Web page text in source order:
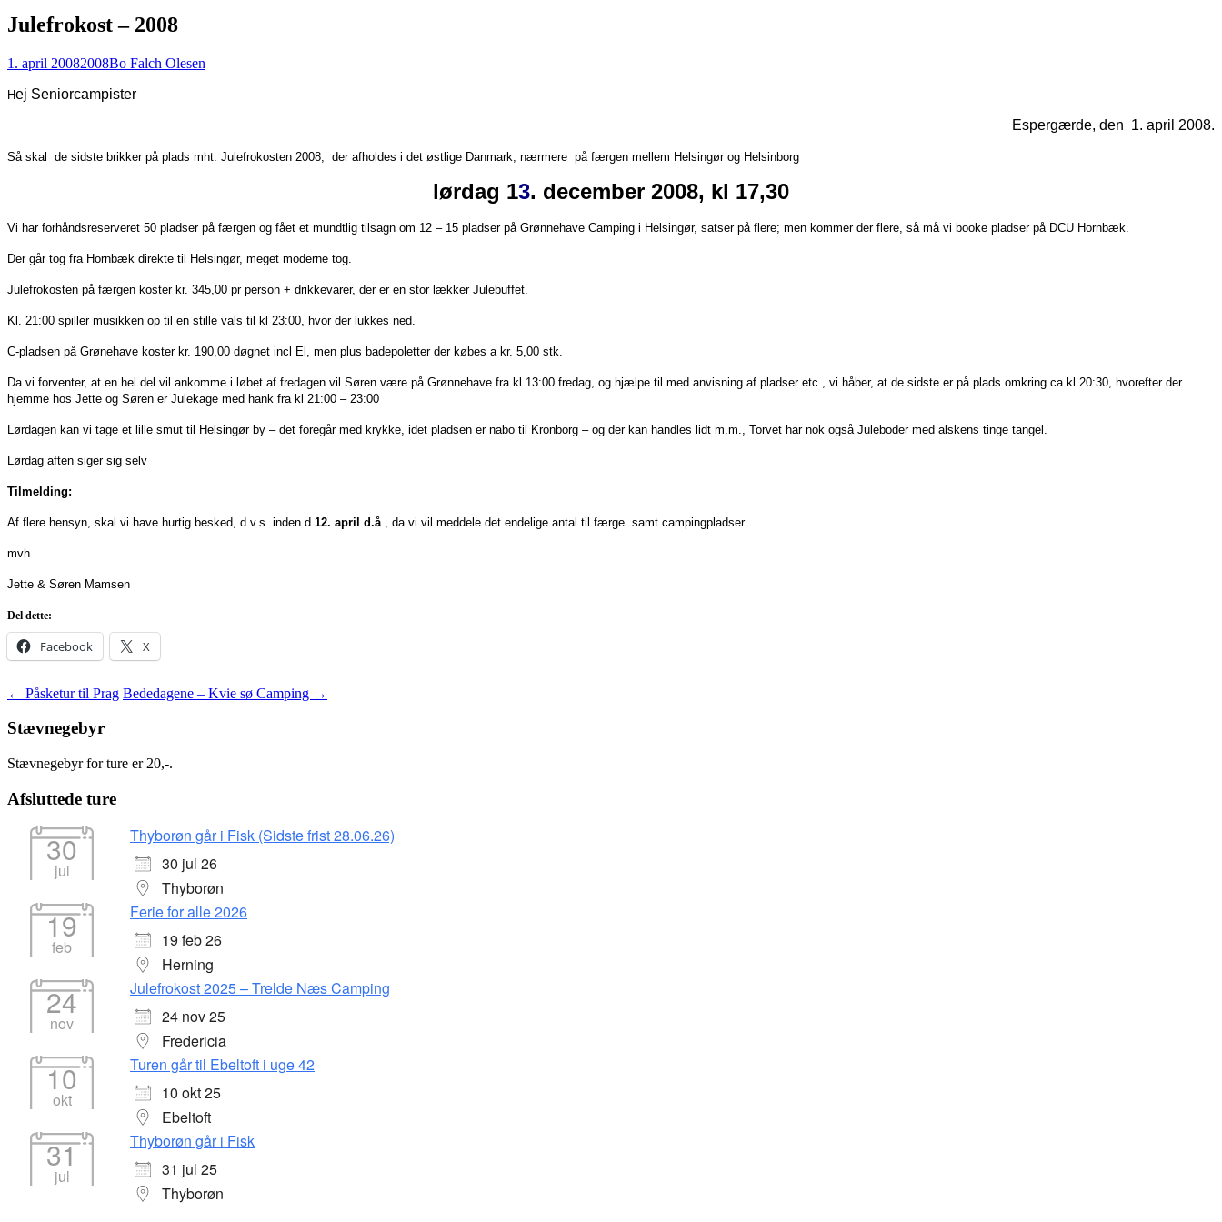
Julefrokost – 2008
1. april 20082008Bo Falch Olesen
Hej Seniorcampister
Espergærde, den 1. april 2008.
Så skal de sidste brikker på plads mht. Julefrokosten 2008, der afholdes i det østlige Danmark, nærmere på færgen mellem Helsingør og Helsinborg
lørdag 13. december 2008, kl 17,30
Vi har forhåndsreserveret 50 pladser på færgen og fået et mundtlig tilsagn om 12 – 15 pladser på Grønnehave Camping i Helsingør, satser på flere; men kommer der flere, så må vi booke pladser på DCU Hornbæk.
Der går tog fra Hornbæk direkte til Helsingør, meget moderne tog.
Julefrokosten på færgen koster kr. 345,00 pr person + drikkevarer, der er en stor lækker Julebuffet.
Kl. 21:00 spiller musikken op til en stille vals til kl 23:00, hvor der lukkes ned.
C-pladsen på Grønehave koster kr. 190,00 døgnet incl El, men plus badepoletter der købes a kr. 5,00 stk.
Da vi forventer, at en hel del vil ankomme i løbet af fredagen vil Søren være på Grønnehave fra kl 13:00 fredag, og hjælpe til med anvisning af pladser etc., vi håber, at de sidste er på plads omkring ca kl 20:30, hvorefter der
hjemme hos Jette og Søren er Julekage med hank fra kl 21:00 – 23:00
Lørdagen kan vi tage et lille smut til Helsingør by – det foregår med krykke, idet pladsen er nabo til Kronborg – og der kan handles lidt m.m., Torvet har nok også Juleboder med alskens tinge tangel.
Lørdag aften siger sig selv
Tilmelding:
Af flere hensyn, skal vi have hurtig besked, d.v.s. inden d 12. april d.å ., da vi vil meddele det endelige antal til færge samt campingpladser
mvh
Jette & Søren Mamsen
Del dette:
Facebook X
Indlægsnavigation
← Påsketur til Prag Bededagene – Kvie sø Camping →
Stævnegebyr
Stævnegebyr for ture er 20,-.
Afsluttede ture
30
jul
Thyborøn går i Fisk (Sidste frist 28.06.26)
30 jul 26
Thyborøn
19
feb
Ferie for alle 2026
19 feb 26
Herning
24
nov
Julefrokost 2025 – Trelde Næs Camping
24 nov 25
Fredericia
10
okt
Turen går til Ebeltoft i uge 42
10 okt 25
Ebeltoft
31
jul
Thyborøn går i Fisk
31 jul 25
Thyborøn